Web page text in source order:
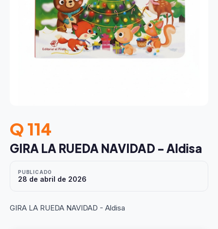
Q 114
GIRA LA RUEDA NAVIDAD - Aldisa
PUBLICADO
28 de abril de 2026
GIRA LA RUEDA NAVIDAD - Aldisa